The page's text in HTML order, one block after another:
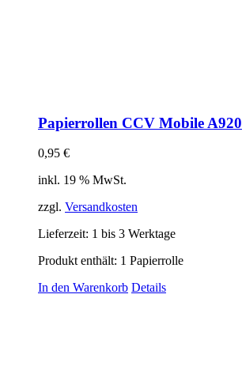
Papierrollen CCV Mobile A920
0,95 €
inkl. 19 % MwSt.
zzgl. Versandkosten
Lieferzeit: 1 bis 3 Werktage
Produkt enthält: 1 Papierrolle
In den Warenkorb Details